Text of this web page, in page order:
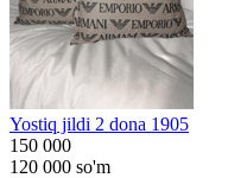
Yostiq jildi 2 dona 1905
150 000
120 000 so'm